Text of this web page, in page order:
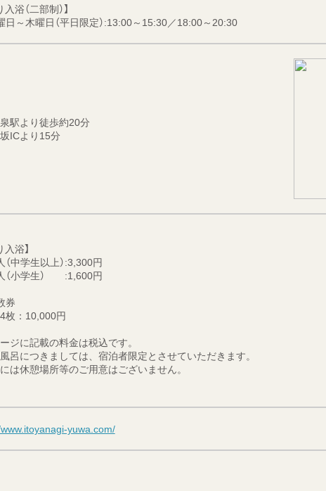
入浴（二部制）】
～木曜日（平日限定）:13:00～15:30／18:00～20:30
駅より徒歩約20分
ICより15分
入浴】
中学生以上）:3,300円
（小学生） :1,600円
券
：10,000円
ジに記載の料金は税込です。
呂につきましては、宿泊者限定とさせていただきます。
は休憩場所等のご用意はございません。
yuwa.com/